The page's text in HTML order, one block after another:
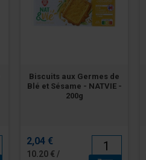
Biscuits aux Germes de
Blé et Sésame - NATVIE -
200g
2,04 €
10.20 € /